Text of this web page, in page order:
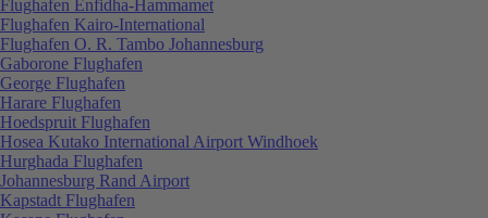
Flughafen Enfidha-Hammamet
Flughafen Kairo-International
Flughafen O. R. Tambo Johannesburg
Gaborone Flughafen
George Flughafen
Harare Flughafen
Hoedspruit Flughafen
Hosea Kutako International Airport Windhoek
Hurghada Flughafen
Johannesburg Rand Airport
Kapstadt Flughafen